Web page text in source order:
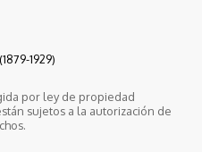
1929)
por ley de propiedad
sujetos a la autorización de